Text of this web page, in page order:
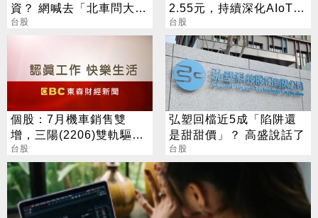
資？ 網喊去「北車問大
師」：保證專業
台股
2.55元，持續深化AIoT、
AI智慧監控、機器人與車
用佈局
台股
個股：7月機車銷售雙
增，三陽(2206)雙軌驅動
46.2%市占率居冠
台股
弘塑回檔近5成「陷阱還
是甜甜價」？ 高盛說話了
台股